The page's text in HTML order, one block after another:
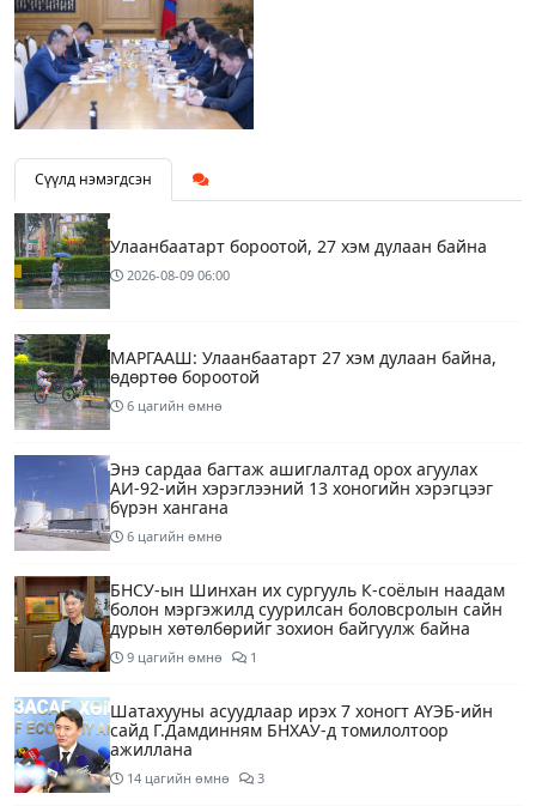
Сүүлд нэмэгдсэн
Улаанбаатарт бороотой, 27 хэм дулаан байна
2026-08-09 06:00
МАРГААШ: Улаанбаатарт 27 хэм дулаан байна,
өдөртөө бороотой
6 цагийн өмнө
Энэ сардаа багтаж ашиглалтад орох агуулах
АИ-92-ийн хэрэглээний 13 хоногийн хэрэгцээг
бүрэн хангана
6 цагийн өмнө
БНСУ-ын Шинхан их сургууль К-соёлын наадам
болон мэргэжилд суурилсан боловсролын сайн
дурын хөтөлбөрийг зохион байгуулж байна
9 цагийн өмнө 1
Шатахууны асуудлаар ирэх 7 хоногт АҮЭБ-ийн
сайд Г.Дамдинням БНХАУ-д томилолтоор
ажиллана
14 цагийн өмнө 3